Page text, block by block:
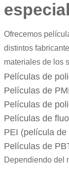
Ofrecemos
distintos
materiales de los
Películas de
Películas de
Películas de
Películas de
PEI (película
Películas de
Dependiendo del